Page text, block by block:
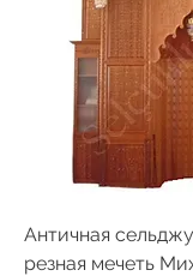
Античная
резная мечеть